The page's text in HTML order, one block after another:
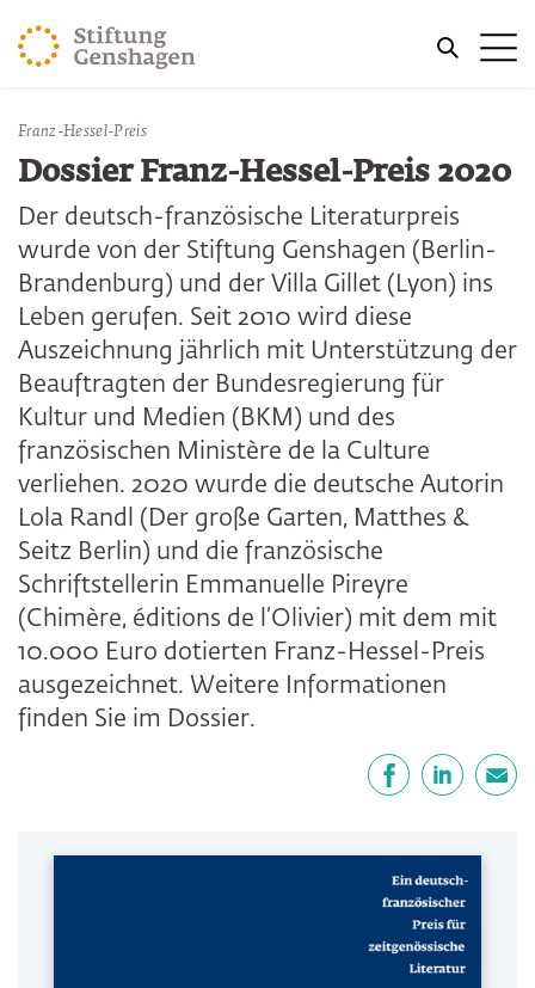
ZUM HAUPTINHALT SPRINGEN
ZUR SUCHE SPRINGEN
Sie befinden sich hier:
Start Publikationen
Franz-Hessel-Preis
Dossier Franz-Hessel-Preis 2020
Der deutsch-französische Literaturpreis
wurde von der Stiftung Genshagen (Berlin-
Brandenburg) und der Villa Gillet (Lyon) ins
Leben gerufen. Seit 2010 wird diese
Auszeichnung jährlich mit Unterstützung der
Beauftragten der Bundesregierung für
Kultur und Medien (BKM) und des
französischen Ministère de la Culture
verliehen. 2020 wurde die deutsche Autorin
Lola Randl (Der große Garten, Matthes &
Seitz Berlin) und die französische
Schriftstellerin Emmanuelle Pireyre
(Chimère, éditions de l’Olivier) mit dem mit
10.000 Euro dotierten Franz-Hessel-Preis
ausgezeichnet. Weitere Informationen
finden Sie im Dossier.